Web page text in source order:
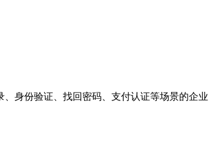
身份验证、找回密码、支付认证等场景的企业